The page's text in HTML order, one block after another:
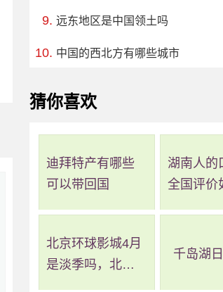
远东地区是中国领土吗
中国的西北方有哪些城市
猜你喜欢
迪拜特产有哪些
可以带回国
湖南人的
全国评价
北京环球影城4月
是淡季吗，北京
千岛湖